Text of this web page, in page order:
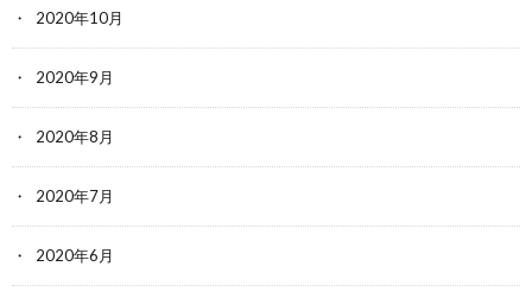
2020年10月
2020年9月
2020年8月
2020年7月
2020年6月